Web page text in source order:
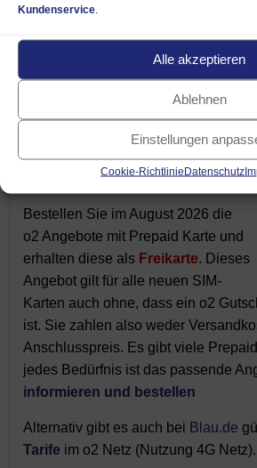
Kundenservice
Alle akzeptieren
Ablehnen
Einstellungen
Cookie-RichtlinieDatenschutz
Prepaid Deals
Bestellen Sie die günstigen o2 Prepaid
im August 2026 auch ohne o2
➥ o2 Freikarte - kein
Bestellen Sie im August 2026 die
o2 Angebote mit Prepaid Karte und
erhalten diese als Freikarte. Dieses
Angebot gilt für alle neuen SIM-
Karten auch ohne, dass ein o2
ist. Sie zahlen also weder
Anschlusspreis. Es gibt viele
jedes Bedürfnis ist das passende
informieren und bestellen
Alternativ gibt es auch bei Blau.de
Tarife im o2 Netz (Nutzung 4G Netz).